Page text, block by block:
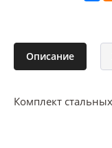
Описание
Комплект